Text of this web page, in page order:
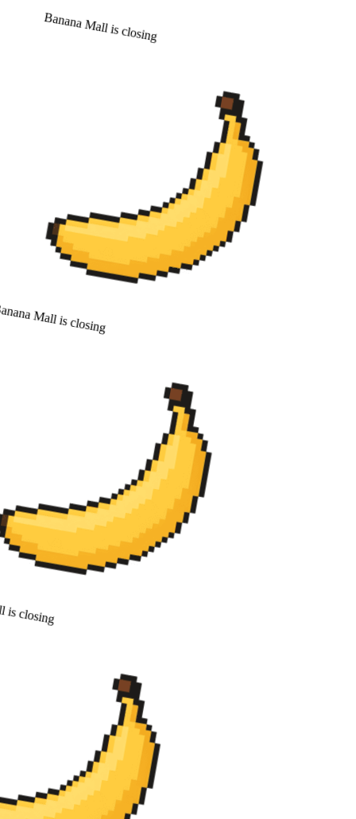
Banana Mall is closing
Mall is closing
closing